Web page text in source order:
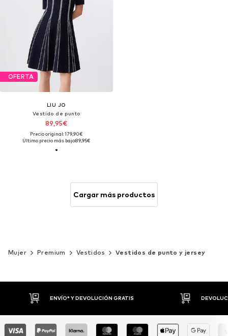
OFERTA
LIU JO
Vestido de punto
89,95€
Precio original: 179,90€
Último precio más bajo:89,95€
Cargar más productos
Mujer Premium Vestidos Vestidos de punto y jersey
DEVOLUCIONES HASTA 30 DÍAS